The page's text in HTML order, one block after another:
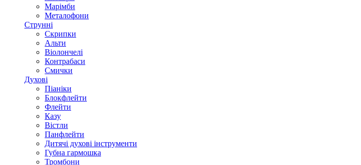
Марімби
Металофони
Струнні
Скрипки
Альти
Віолончелі
Контрабаси
Смички
Духові
Піаніки
Блокфлейти
Флейти
Казу
Вістли
Панфлейти
Дитячі духові інструменти
Губна гармошка
Тромбони